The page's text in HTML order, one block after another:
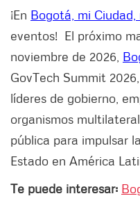
¡En Bogotá, mi Ciudad,
eventos! El próximo
noviembre de 2026,
GovTech Summit
líderes de gobierno,
organismos
pública para impulsar
Estado en América
Te puede interesar: